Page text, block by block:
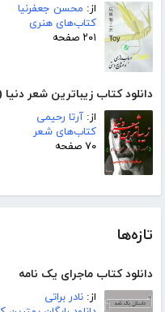
از: محسن جعفرنیا
کتاب‌های هنری
۲۰۱ صفحه
دانلود کتاب زیباترین شعر
از: آرتا رحیمی
کتاب‌های شعر
۷۰ صفحه
تازه‌ها
دانلود کتاب ماجرای یک نامه
از: نادر براتی